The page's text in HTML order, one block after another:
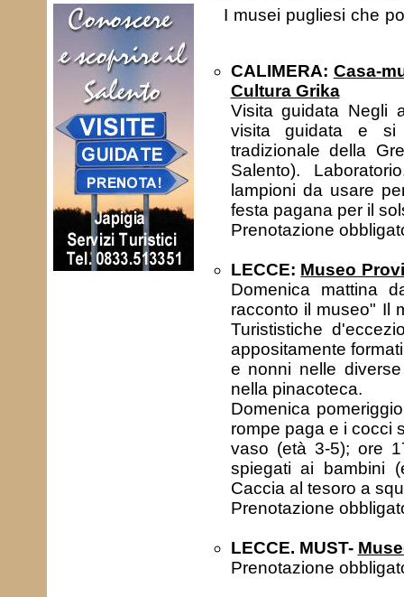
I musei pugliesi che
CALIMERA: Casa-
Cultura Grika
Visita guidata Negli
visita guidata e si
tradizionale della
Salento).
lampioni da usare
festa pagana per il
Prenotazione
LECCE: Museo
Domenica mattina
racconto il museo" Il
Turististiche
appositamente
e nonni nelle
nella pinacoteca.
Domenica
rompe paga e i cocci
vaso (età 3-5); ore
spiegati ai bambini
Caccia al tesoro a
Prenotazione
LECCE. MUST-
Prenotazione